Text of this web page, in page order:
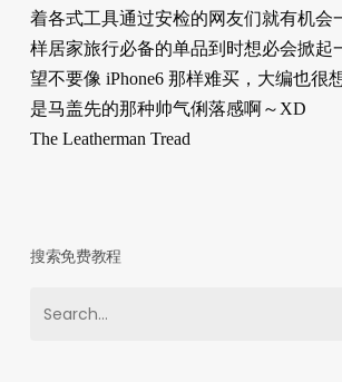
着各式工具通过安检的网友们就有机会
样居家旅行必备的单品到时想必会掀起
望不要像 iPhone6 那样难买，大编也很
是马盖先的那种帅气俐落感啊～XD
The Leatherman Tread
搜索免费教程